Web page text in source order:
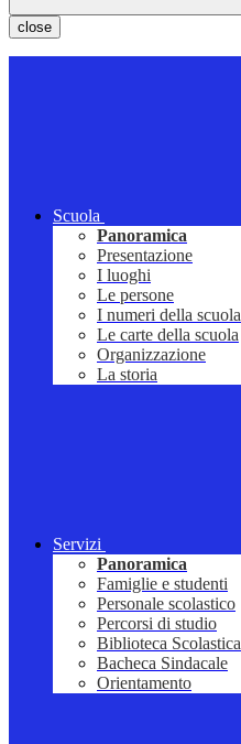
close
Scuola
Panoramica
Presentazione
I luoghi
Le persone
I numeri della scuola
Le carte della scuola
Organizzazione
La storia
Servizi
Panoramica
Famiglie e studenti
Personale scolastico
Percorsi di studio
Biblioteca Scolastica
Bacheca Sindacale
Orientamento